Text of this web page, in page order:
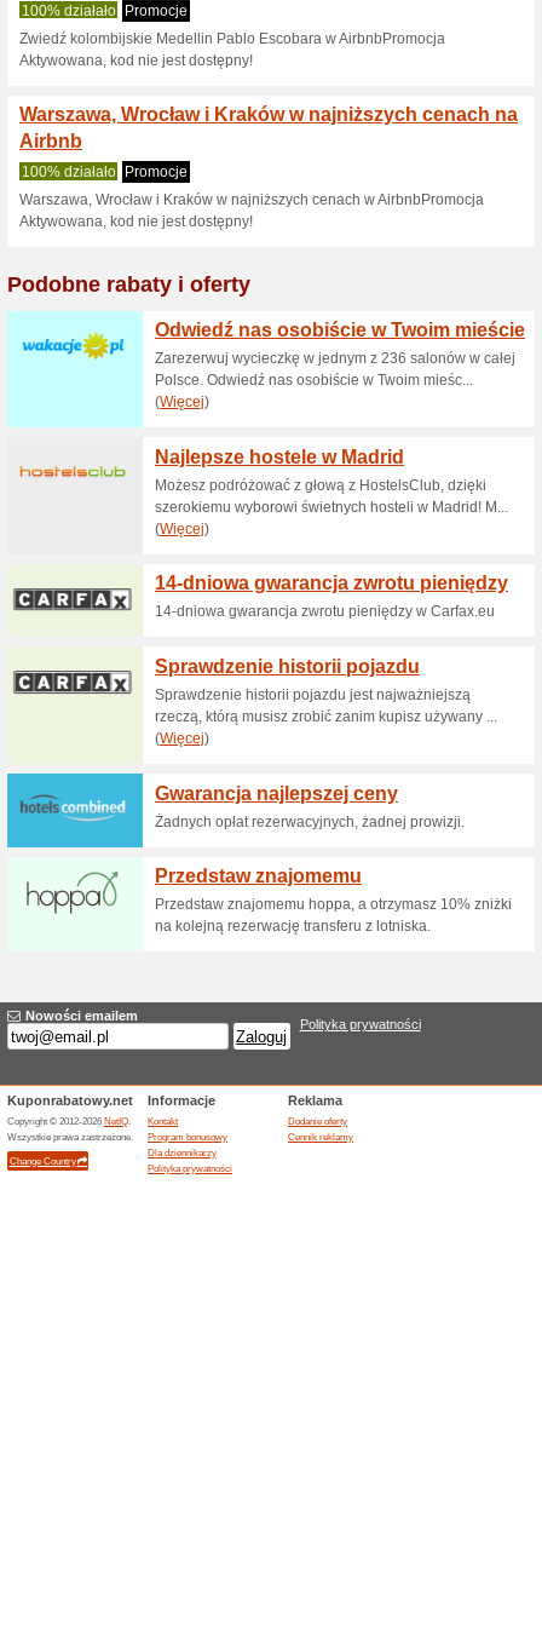
Aktualne rabaty i
Szeroki wybór
cenach do 200 zł
100% działało Promocje
Wartość rabatu: 200 zł,
rrProdukty objęte promocją:
regulamin promocji.
Domki małe: noclegi
100% działało
Klienci objęci promocją:
regulamin promocji.
Zostań
61% działało Promocje
Zarejestruj się i zarabiaj